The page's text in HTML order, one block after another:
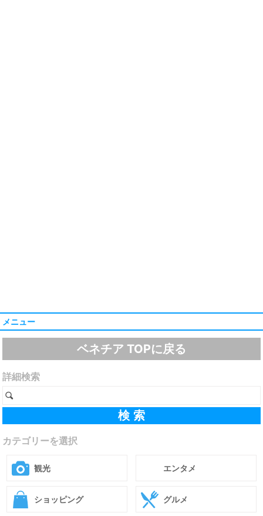
メニュー
ベネチア TOPに戻る
詳細検索
カテゴリーを選択
観光 エンタメ
ショッピング グルメ